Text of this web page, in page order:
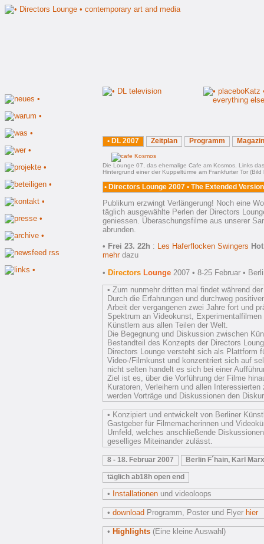
• DL 2007 Zeitplan Programm Magazin
Die Lounge 07, das ehemalige Cafe am Kosmos. Links
Hintergrund einer der Kuppeltürme am Frankfurter Tor (Bild
• Directors Lounge 2007 • The Extended
Publikum erzwingt Verlängerung! Noch eine
täglich ausgewählte Perlen der Directors
geniessen. Überaschungsfilme aus unserer
abrunden.
• Frei 23. 22h : Les Haferflocken Swingers
mehrdazu
• Directors Lounge 2007 • 8-25 Februar •
• Zum nunmehr dritten mal findet während
Durch die Erfahrungen und durchweg
Arbeit der vergangenen zwei Jahre fort und
Spektrum an Videokunst,
Künstlern aus allen Teilen der Welt.
Die Begegnung und Diskussion zwischen
Bestandteil des Konzepts der Directors
Directors Lounge versteht sich als Plattform
Video-/Filmkunst und konzentriert sich auf
nicht selten handelt es sich bei einer
Ziel ist es, über die Vorführung der Filme
Kuratoren, Verleihern und allen
werden Vorträge und Diskussionen den
• Konzipiert und entwickelt von Berliner
Gastgeber für Filmemacherinnen und
Umfeld, welches anschließende
geselliges Miteinander zulässt.
8 - 18. Februar 2007 Berlin F´hain, Karl
täglich ab18h open end
• Installationen und videoloops
• download Programm, Poster und Flyer hier
• Highlights (Eine kleine Auswahl)